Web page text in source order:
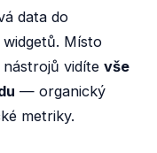
data do
Místo
vidíte vše
— organický
metriky.